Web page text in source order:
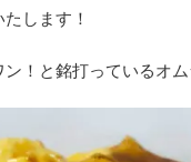
します！
！と銘打っているオム